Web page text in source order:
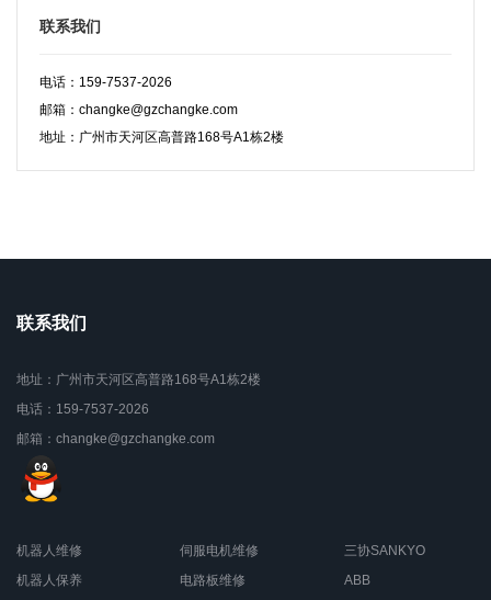
联系我们
电话：159-7537-2026
邮箱：changke@gzchangke.com
地址：广州市天河区高普路168号A1栋2楼
联系我们
地址：广州市天河区高普路168号A1栋2楼
电话：159-7537-2026
邮箱：changke@gzchangke.com
机器人维修
机器人保养
伺服电机维修
电路板维修
三协SANKYO
ABB